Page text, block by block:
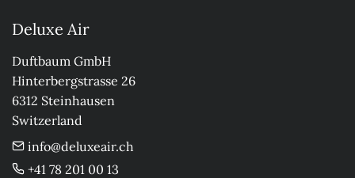
Deluxe Air
Duftbaum GmbH
Hinterbergstrasse 26
6312 Steinhausen
Switzerland
info@deluxeair.ch
+41 78 201 00 13